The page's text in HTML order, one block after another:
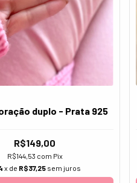
duplo - Prata 925
R$149,00
R$144,53 com Pix
x de R$37,25 sem juros